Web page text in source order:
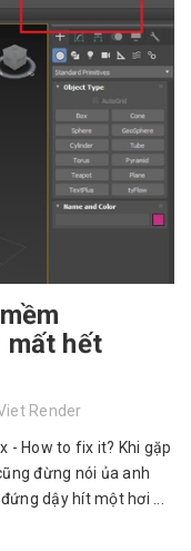
mất hết
Render
- How to fix it? Khi gặp
đừng nói ủa anh
dậy hít một hơi ...